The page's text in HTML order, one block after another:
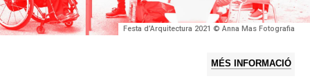
Festa d’Arquitectura 2021 © Anna Mas Fotografia
MÉS INFORMACIÓ